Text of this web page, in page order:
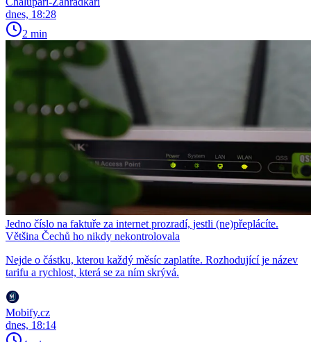
dnes, 18:28
2 min
Jedno číslo na faktuře za internet prozradí, jestli (ne)přeplácíte.
Většina Čechů ho nikdy nekontrolovala
Nejde o částku, kterou každý měsíc zaplatíte. Rozhodující je název
tarifu a rychlost, která se za ním skrývá.
Mobify.cz
dnes, 18:14